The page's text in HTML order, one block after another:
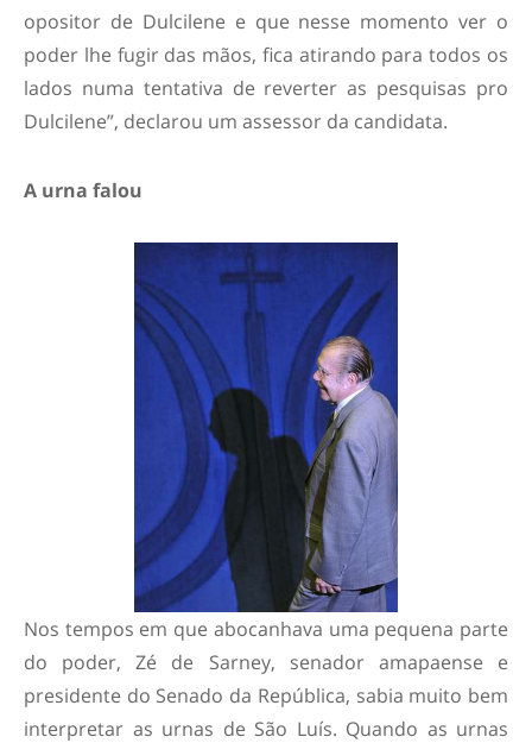
opositor de Dulcilene e que nesse momento ver o
poder lhe fugir das mãos, fica atirando para todos os
lados numa tentativa de reverter as pesquisas pro
Dulcilene”, declarou um assessor da candidata.
A urna falou
Nos tempos em que abocanhava uma pequena parte
do poder, Zé de Sarney, senador amapaense e
presidente do Senado da República, sabia muito bem
interpretar as urnas de São Luís. Quando as urnas